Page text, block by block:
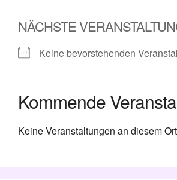
NÄCHSTE
Keine bevorstehenden
Kommende
Keine Veranstaltungen an diesem Ort